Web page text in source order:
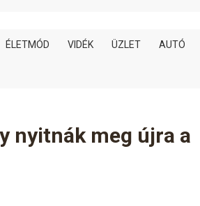
ÉLETMÓD VIDÉK ÜZLET AUTÓ
nyitnák meg újra a